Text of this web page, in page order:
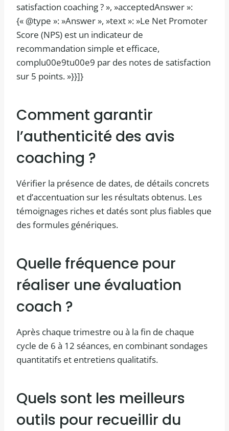
satisfaction coaching ? », »acceptedAnswer »:
{« @type »: »Answer », »text »: »Le Net Promoter
Score (NPS) est un indicateur de
recommandation simple et efficace,
complu00e9tu00e9 par des notes de satisfaction
sur 5 points. »}}]}
Comment garantir
l’authenticité des avis
coaching ?
Vérifier la présence de dates, de détails concrets
et d’accentuation sur les résultats obtenus. Les
témoignages riches et datés sont plus fiables que
des formules génériques.
Quelle fréquence pour
réaliser une évaluation
coach ?
Après chaque trimestre ou à la fin de chaque
cycle de 6 à 12 séances, en combinant sondages
quantitatifs et entretiens qualitatifs.
Quels sont les meilleurs
outils pour recueillir du